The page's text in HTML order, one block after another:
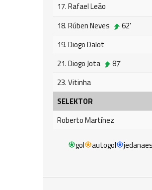
17. Rafael Leão
18. Rúben Neves
62'
19. Diogo Dalot
21. Diogo Jota
87'
23. Vitinha
SELEKTOR
Roberto Martínez
gol autogol